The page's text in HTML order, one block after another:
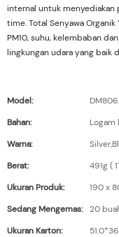
internal untuk menyediakan
time. Total Senyawa Organik
PM10, suhu, kelembaban
lingkungan udara yang baik
Model:
Bahan:
Logam
Warna:
Berat:
491g (
Ukuran Produk:
190 x
Sedang Mengemas:
20
Ukuran Karton: